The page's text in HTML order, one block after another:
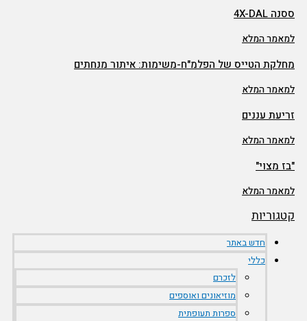
ססנה 4X-DAL
למאמר המלא
מחלקת הטייס של הפלמ"ח-משימות: איתור מנחתים
למאמר המלא
זריעת עננים
למאמר המלא
"בז מצוי"
למאמר המלא
קטגוריות
חדש באתר
כללי
לזכרם
מוזיאונים ואוספים
ספרות תעופתית